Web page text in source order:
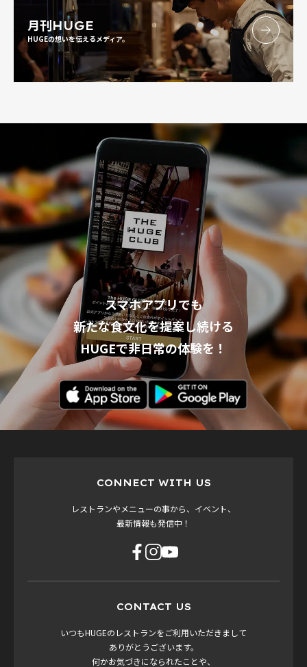
月刊HUGE
HUGEの想いを伝えるメディア。
スマホアプリでも
新たな食文化を提案し続ける
HUGEで非日常の体験を！
CONNECT WITH US
レストランやメニューの事から、イベント、
最新情報も発信中！
CONTACT US
いつもHUGEのレストランをご利用いただきまして
ありがとうございます。
何かお気づきになられたことや、